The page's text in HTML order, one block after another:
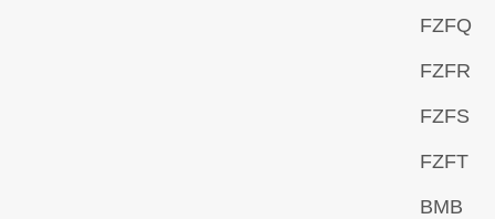
FZFQ
FZFR
FZFS
FZFT
BMB